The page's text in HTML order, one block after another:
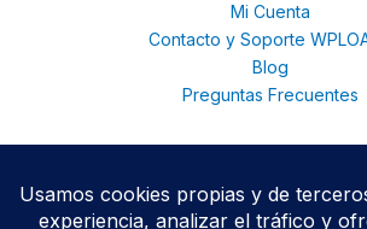
Mi Cuenta
Contacto y Soporte
Blog
Preguntas Frecuentes